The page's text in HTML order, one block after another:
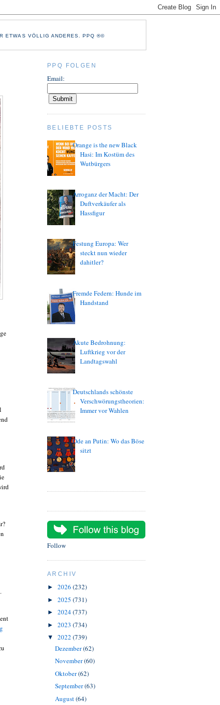
ETWAS VÖLLIG ANDERES. PPQ ®©
PPQ FOLGEN
Email:
BELIEBTE POSTS
Orange is the new Black
Hasi: Im Kostüm des
Wutbürgers
Arroganz der Macht: Der
Duftverkäufer als
Hassfigur
Festung Europa: Wer
steckt nun wieder
dahitler?
Fremde Federn: Hunde im
Handstand
Akute Bedrohnung:
Luftkrieg vor der
Landtagswahl
Deutschlands schönste
Verschwörungstheorien:
Immer vor Wahlen
Ode an Putin: Wo das Böse
sitzt
Follow
ARCHIV
► 2026 (232)
► 2025 (731)
► 2024(737)
► 2023 (734)
▼ 2022 (739)
Dezember(62)
November(60)
Oktober(62)
September(63)
August(64)